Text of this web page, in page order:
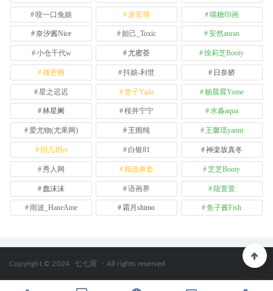
咬一口兔娘 唐安琪 喵糖印画
奈汐酱Nice 妲己_Toxic 安然anran
小仓千代w 尤蜜荟 徐莉芝Booty
微密圈 抖娘-利世 日奈娇
星之迟迟 杏子Yada 杨晨晨Yome
林星阑 桜井宁宁 水淼aqua
爱尤物(尤果网) 王雨纯 王馨瑶yanni
玥儿玥er 白银81 神楽坂真冬
秀人网 精选单套 芝芝Booty
蠢沫沫 语画界 陆萱萱
雨波_HaneAme 霜月shimo 鱼子酱Fish
Copyright © 2024 七七屋 - All rights reserved